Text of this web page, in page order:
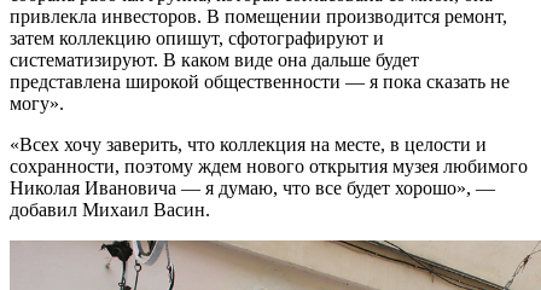
привлекла инвесторов. В помещении производится ремонт,
затем коллекцию опишут, сфотографируют и
систематизируют. В каком виде она дальше будет
представлена широкой общественности — я пока сказать не
могу».
«Всех хочу заверить, что коллекция на месте, в целости и
сохранности, поэтому ждем нового открытия музея любимого
Николая Ивановича — я думаю, что все будет хорошо», —
добавил Михаил Васин.